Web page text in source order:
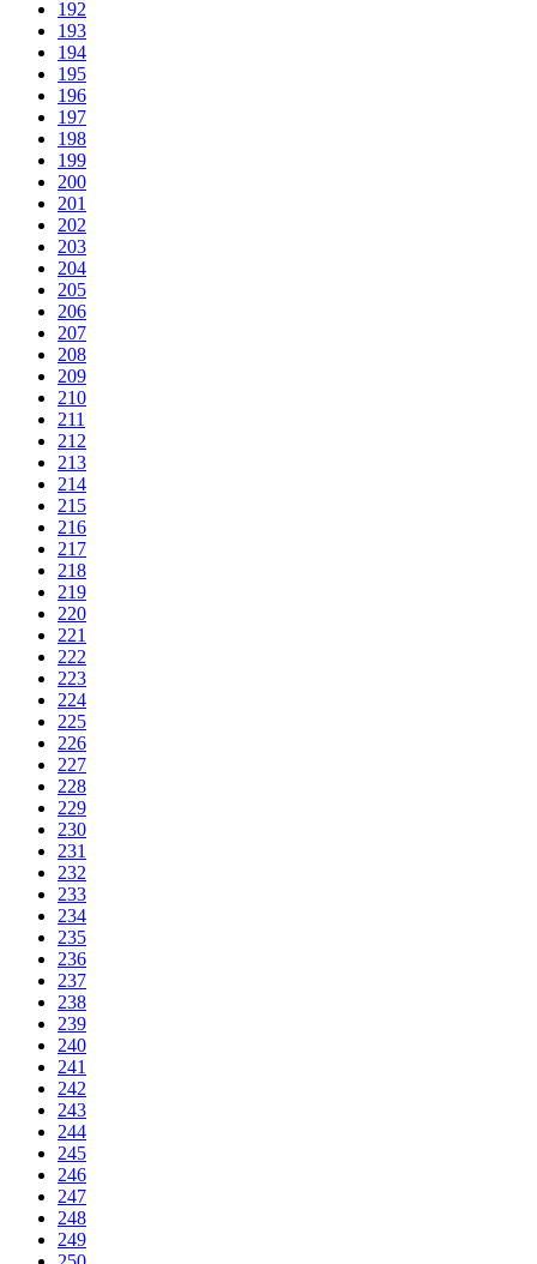
192
193
194
195
196
197
198
199
200
201
202
203
204
205
206
207
208
209
210
211
212
213
214
215
216
217
218
219
220
221
222
223
224
225
226
227
228
229
230
231
232
233
234
235
236
237
238
239
240
241
242
243
244
245
246
247
248
249